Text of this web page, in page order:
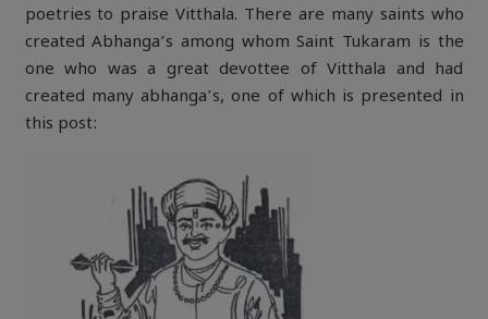
poetries to praise Vitthala. There are many saints who
created Abhanga’s among whom Saint Tukaram is the
one who was a great devottee of Vitthala and had
created many abhanga’s, one of which is presented in
this post: